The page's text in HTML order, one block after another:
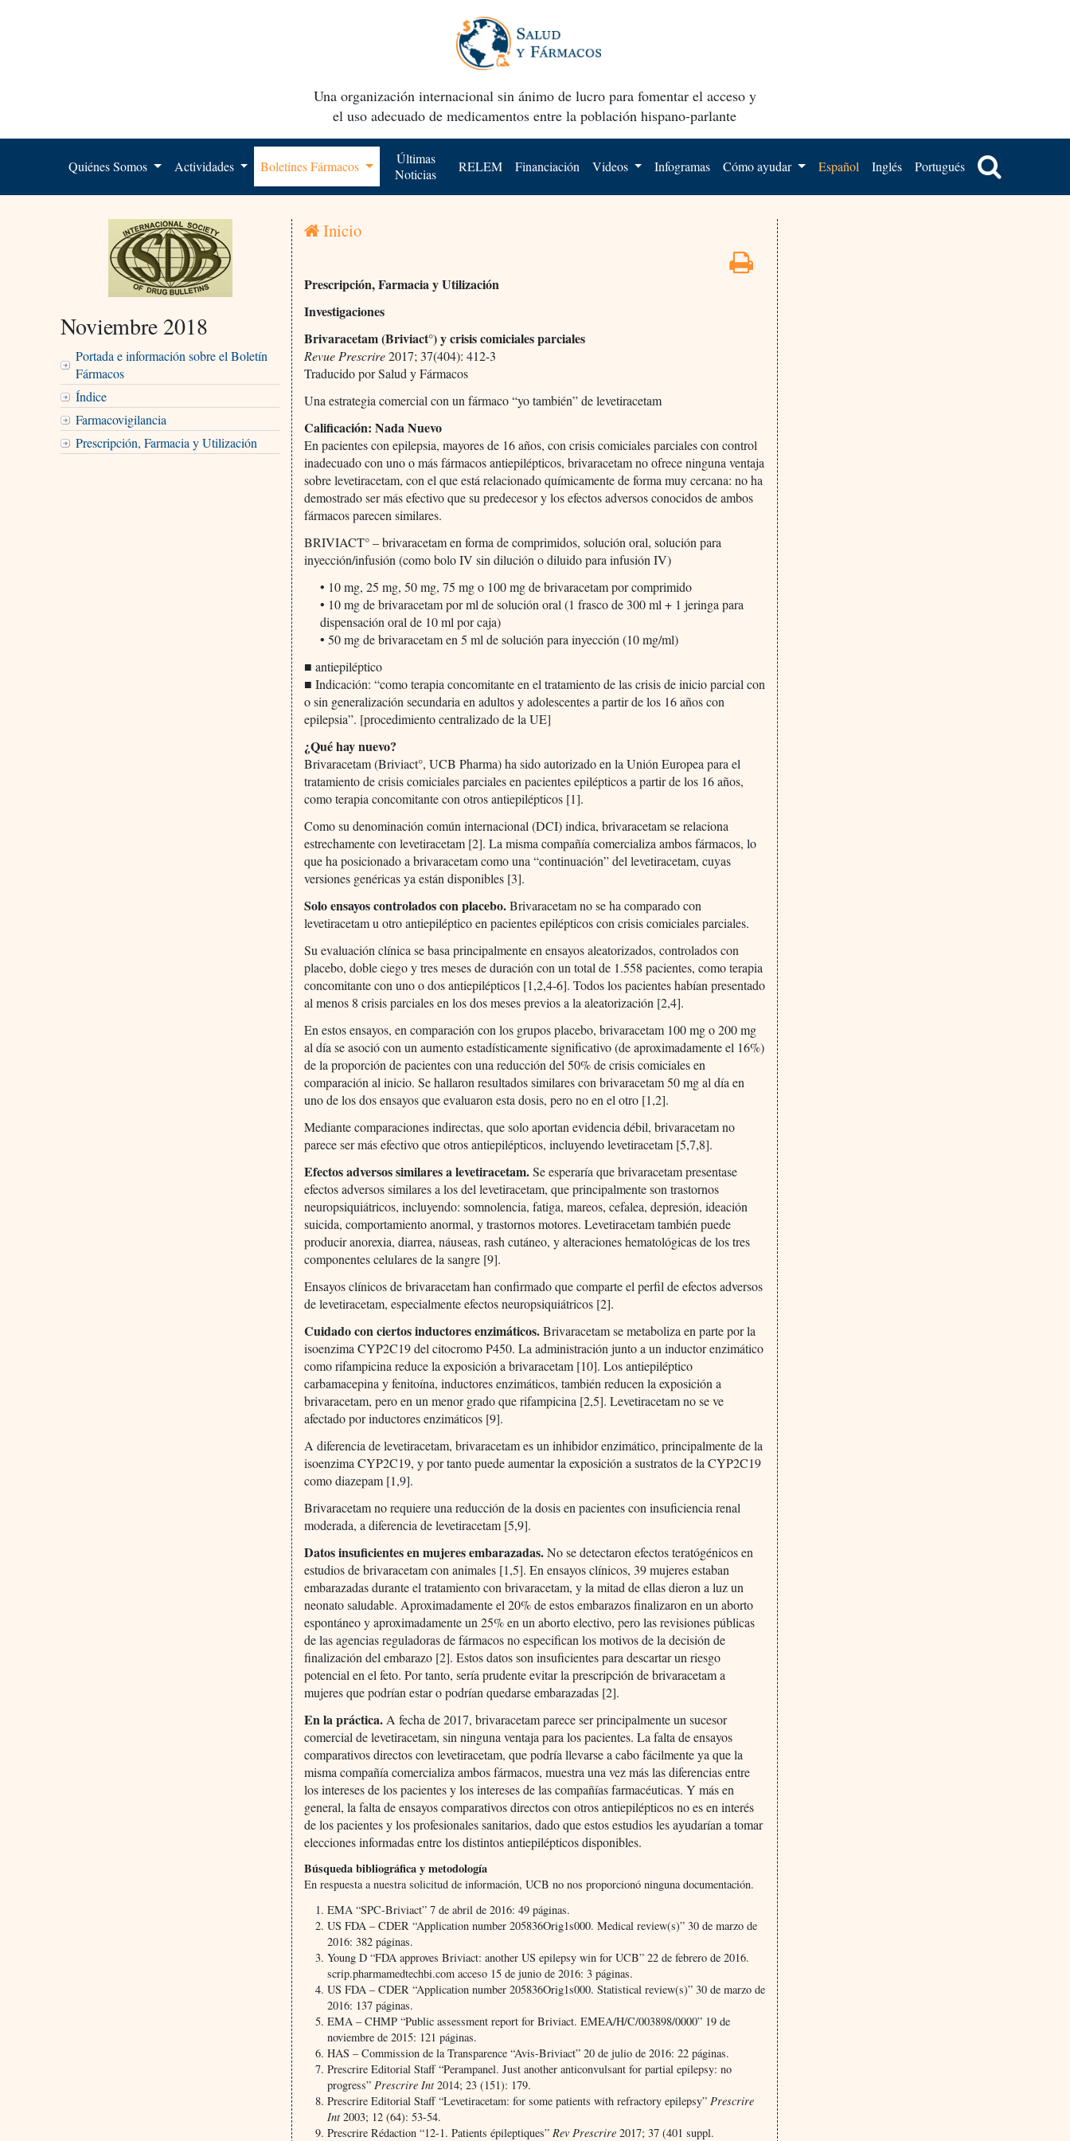
Una organización internacional sin ánimo de lucro para fomentar el acceso y
el uso adecuado de medicamentos entre la población hispano-parlante
Quiénes Somos Actividades Boletines Fármacos
Últimas
Noticias
RELEM Financiación Videos Infogramas Cómo ayudar Español Inglés Portugués
Noviembre 2018
Portada e información sobre el Boletín
Fármacos
Índice
Farmacovigilancia
Prescripción, Farmacia y Utilización
Inicio
Prescripción, Farmacia y Utilización
Investigaciones
Brivaracetam (Briviact°) y crisis comiciales parciales
Revue Prescrire2017; 37(404): 412-3
Traducido por Salud y Fármacos
Una estrategia comercial con un fármaco “yo también” de levetiracetam
Calificación: Nada Nuevo
En pacientes con epilepsia, mayores de 16 años, con crisis comiciales parciales con control
inadecuado con uno o más fármacos antiepilépticos, brivaracetam no ofrece ninguna ventaja
sobre levetiracetam, con el que está relacionado químicamente de forma muy cercana: no ha
demostrado ser más efectivo que su predecesor y los efectos adversos conocidos de ambos
fármacos parecen similares.
BRIVIACT° – brivaracetam en forma de comprimidos, solución oral, solución para
inyección/infusión (como bolo IV sin dilución o diluido para infusión IV)
• 10 mg, 25 mg, 50 mg, 75 mg o 100 mg de brivaracetam por comprimido
• 10 mg de brivaracetam por ml de solución oral (1 frasco de 300 ml + 1 jeringa para
dispensación oral de 10 ml por caja)
• 50 mg de brivaracetam en 5 ml de solución para inyección (10 mg/ml)
■ antiepiléptico
■ Indicación: “como terapia concomitante en el tratamiento de las crisis de inicio parcial con
o sin generalización secundaria en adultos y adolescentes a partir de los 16 años con
epilepsia”. [procedimiento centralizado de la UE]
¿Qué hay nuevo?
Brivaracetam (Briviact°, UCB Pharma) ha sido autorizado en la Unión Europea para el
tratamiento de crisis comiciales parciales en pacientes epilépticos a partir de los 16 años,
como terapia concomitante con otros antiepilépticos [1].
Como su denominación común internacional (DCI) indica, brivaracetam se relaciona
estrechamente con levetiracetam [2]. La misma compañía comercializa ambos fármacos, lo
que ha posicionado a brivaracetam como una “continuación” del levetiracetam, cuyas
versiones genéricas ya están disponibles [3].
Solo ensayos controlados con placebo.Brivaracetam no se ha comparado con
levetiracetam u otro antiepiléptico en pacientes epilépticos con crisis comiciales parciales.
Su evaluación clínica se basa principalmente en ensayos aleatorizados, controlados con
placebo, doble ciego y tres meses de duración con un total de 1.558 pacientes, como terapia
concomitante con uno o dos antiepilépticos [1,2,4-6]. Todos los pacientes habían presentado
al menos 8 crisis parciales en los dos meses previos a la aleatorización [2,4].
En estos ensayos, en comparación con los grupos placebo, brivaracetam 100 mg o 200 mg
al día se asoció con un aumento estadísticamente significativo (de aproximadamente el 16%)
de la proporción de pacientes con una reducción del 50% de crisis comiciales en
comparación al inicio. Se hallaron resultados similares con brivaracetam 50 mg al día en
uno de los dos ensayos que evaluaron esta dosis, pero no en el otro [1,2].
Mediante comparaciones indirectas, que solo aportan evidencia débil, brivaracetam no
parece ser más efectivo que otros antiepilépticos, incluyendo levetiracetam [5,7,8].
Efectos adversos similares a levetiracetam.Se esperaría que brivaracetam presentase
efectos adversos similares a los del levetiracetam, que principalmente son trastornos
neuropsiquiátricos, incluyendo: somnolencia, fatiga, mareos, cefalea, depresión, ideación
suicida, comportamiento anormal, y trastornos motores. Levetiracetam también puede
producir anorexia, diarrea, náuseas, rash cutáneo, y alteraciones hematológicas de los tres
componentes celulares de la sangre [9].
Ensayos clínicos de brivaracetam han confirmado que comparte el perfil de efectos adversos
de levetiracetam, especialmente efectos neuropsiquiátricos [2].
Cuidado con ciertos inductores enzimáticos.Brivaracetam se metaboliza en parte por la
isoenzima CYP2C19 del citocromo P450. La administración junto a un inductor enzimático
como rifampicina reduce la exposición a brivaracetam [10]. Los antiepiléptico
carbamacepina y fenitoína, inductores enzimáticos, también reducen la exposición a
brivaracetam, pero en un menor grado que rifampicina [2,5]. Levetiracetam no se ve
afectado por inductores enzimáticos [9].
A diferencia de levetiracetam, brivaracetam es un inhibidor enzimático, principalmente de la
isoenzima CYP2C19, y por tanto puede aumentar la exposición a sustratos de la CYP2C19
como diazepam [1,9].
Brivaracetam no requiere una reducción de la dosis en pacientes con insuficiencia renal
moderada, a diferencia de levetiracetam [5,9].
Datos insuficientes en mujeres embarazadas.No se detectaron efectos teratógénicos en
estudios de brivaracetam con animales [1,5]. En ensayos clínicos, 39 mujeres estaban
embarazadas durante el tratamiento con brivaracetam, y la mitad de ellas dieron a luz un
neonato saludable. Aproximadamente el 20% de estos embarazos finalizaron en un aborto
espontáneo y aproximadamente un 25% en un aborto electivo, pero las revisiones públicas
de las agencias reguladoras de fármacos no especifican los motivos de la decisión de
finalización del embarazo [2]. Estos datos son insuficientes para descartar un riesgo
potencial en el feto. Por tanto, sería prudente evitar la prescripción de brivaracetam a
mujeres que podrían estar o podrían quedarse embarazadas [2].
En la práctica.A fecha de 2017, brivaracetam parece ser principalmente un sucesor
comercial de levetiracetam, sin ninguna ventaja para los pacientes. La falta de ensayos
comparativos directos con levetiracetam, que podría llevarse a cabo fácilmente ya que la
misma compañía comercializa ambos fármacos, muestra una vez más las diferencias entre
los intereses de los pacientes y los intereses de las compañías farmacéuticas. Y más en
general, la falta de ensayos comparativos directos con otros antiepilépticos no es en interés
de los pacientes y los profesionales sanitarios, dado que estos estudios les ayudarían a tomar
elecciones informadas entre los distintos antiepilépticos disponibles.
Búsqueda bibliográfica y metodología
En respuesta a nuestra solicitud de información, UCB no nos proporcionó ninguna documentación.
EMA “SPC-Briviact” 7 de abril de 2016: 49 páginas.
US FDA – CDER “Application number 205836Orig1s000. Medical review(s)” 30 de marzo de
2016: 382 páginas.
Young D “FDA approves Briviact: another US epilepsy win for UCB” 22 de febrero de 2016.
scrip.pharmamedtechbi.com acceso 15 de junio de 2016: 3 páginas.
US FDA – CDER “Application number 205836Orig1s000. Statistical review(s)” 30 de marzo de
2016: 137 páginas.
EMA – CHMP “Public assessment report for Briviact. EMEA/H/C/003898/0000” 19 de
noviembre de 2015: 121 páginas.
HAS – Commission de la Transparence “Avis-Briviact” 20 de julio de 2016: 22 páginas.
Prescrire Editorial Staff “Perampanel. Just another anticonvulsant for partial epilepsy: no
progress” Prescrire Int 2014; 23 (151): 179.
Prescrire Editorial Staff “Levetiracetam: for some patients with refractory epilepsy” Prescrire
Int2003; 12 (64): 53-54.
Prescrire Rédaction “12-1. Patients épileptiques” Rev Prescrire 2017; 37 (401 suppl.